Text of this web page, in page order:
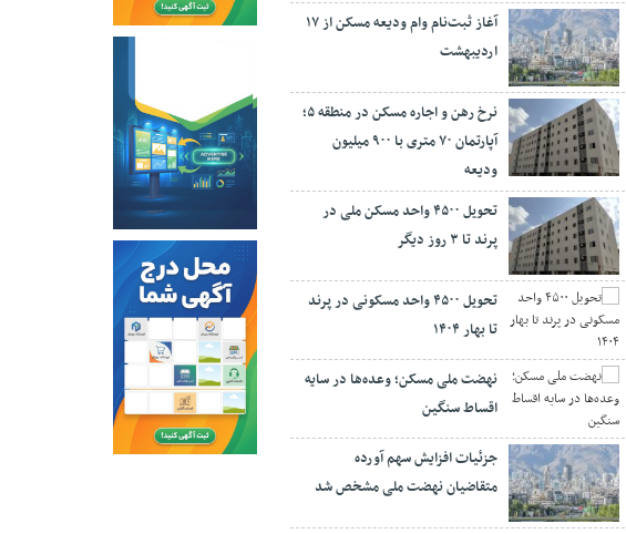
آغاز ثبت‌نام وام ودیعه مسکن از ۱۷
اردیبهشت
نرخ‌ رهن و اجاره مسکن در منطقه ۵؛
آپارتمان ۷۰ متری با ۹۰۰ میلیون
ودیعه
تحویل ۴۵۰۰ واحد مسکن ملی در
پرند تا ۳ روز دیگر
تحویل ۴۵۰۰ واحد مسکونی در پرند
تا بهار ۱۴۰۴
نهضت ملی مسکن؛ وعده‌ها در سایه
اقساط سنگین
جزئیات افزایش سهم آورده
متقاضیان نهضت ملی مشخص شد